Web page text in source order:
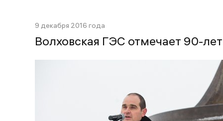
9 декабря 2016 года
Волховская ГЭС отмечает 90-